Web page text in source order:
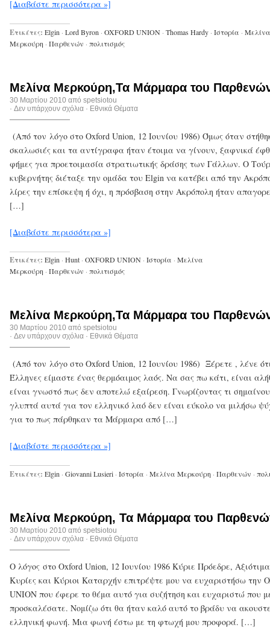
[Διαβάστε περισσότερα »]
Ετικέτες: Elgin · Lord Byron · OXFORD UNION · Thomas Hardy · Ιστορία · Μελίνα
Μερκούρη · Παρθενών · πολιτισμός
Μελίνα Μερκούρη,Τα Μάρμαρα του
30 Μαρτίου 2010 από spetsiotou
· Δεν υπάρχουν σχόλια · Εθνικά Θέματα
(Από τον λόγο στο Oxford Union, 12 Ιουνίου 1986) Όμως όταν
σκαλωσιές και τα αντίγραφα ήταν έτοιμα να γίνουν, ξαφνικά
φήμες για προετοιμασία στρατιωτικής δράσης των Γάλλων. Ο
κυβερνήτης διέταξε την ομάδα του Elgin να κατέβει από την
λίρες την επίσκεψη ή όχι, η πρόσβαση στην Ακρόπολη ήταν
[…]
[Διαβάστε περισσότερα »]
Ετικέτες: Elgin · Hunt · OXFORD UNION · Ιστορία · Μελίνα
Μερκούρη · Παρθενών · πολιτισμός
Μελίνα Μερκούρη,Τα Μάρμαρα του
30 Μαρτίου 2010 από spetsiotou
· Δεν υπάρχουν σχόλια · Εθνικά Θέματα
(Από τον λόγο στο Oxford Union, 12 Ιουνίου 1986) Ξέρετε , λένε
Έλληνες είμαστε ένας θερμόαιμος λαός. Να σας πω κάτι, είναι
είναι γνωστό πως δεν αποτελώ εξαίρεση. Γνωρίζοντας τι
γλυπτά αυτά για τον ελληνικό λαό δεν είναι εύκολο να μιλήσω
για το πως πάρθηκαν τα Μάρμαρα από […]
[Διαβάστε περισσότερα »]
Ετικέτες: Elgin · Giovanni Lusieri · Ιστορία · Μελίνα Μερκούρη · Παρθενών ·
Μελίνα Μερκούρη, Τα Μάρμαρα του
30 Μαρτίου 2010 από spetsiotou
· Δεν υπάρχουν σχόλια · Εθνικά Θέματα
Ο λόγος στο Oxford Union, 12 Ιουνίου 1986 Κύριε Πρόεδρε,
Κυρίες και Κύριοι Καταρχήν επιτρέψτε μου να ευχαριστήσω την
UNION που έφερε το θέμα αυτό για συζήτηση και ευχαριστώ που
προσκαλέσατε. Νομίζω ότι θα ήταν καλό αυτό το βράδυ να
ελληνική φωνή. Μια φωνή έστω με τη φτωχή μου προφορά. […]